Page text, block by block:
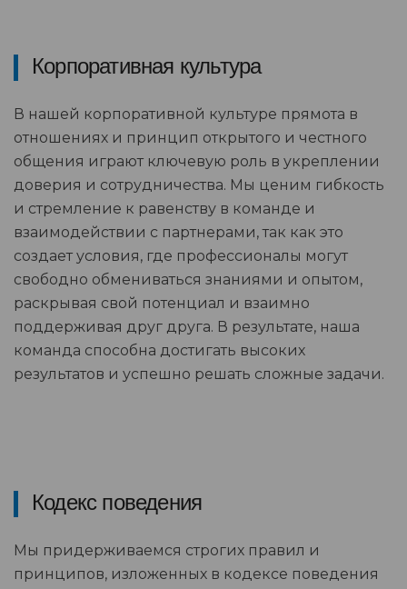
Корпоративная культура
В нашей корпоративной культуре прямота в
отношениях и принцип открытого и честного
общения играют ключевую роль в укреплении
доверия и сотрудничества. Мы ценим гибкость
и стремление к равенству в команде и
взаимодействии с партнерами, так как это
создает условия, где профессионалы могут
свободно обмениваться знаниями и опытом,
раскрывая свой потенциал и взаимно
поддерживая друг друга. В результате, наша
команда способна достигать высоких
результатов и успешно решать сложные задачи.
Кодекс поведения
Мы придерживаемся строгих правил и
принципов, изложенных в кодексе поведения